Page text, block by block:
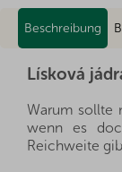
Beschreibung
Lísková
Warum sollte
wenn es
Reichweite